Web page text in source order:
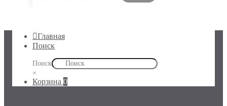
Главная
Поиск
Поиск
×
Корзина 0